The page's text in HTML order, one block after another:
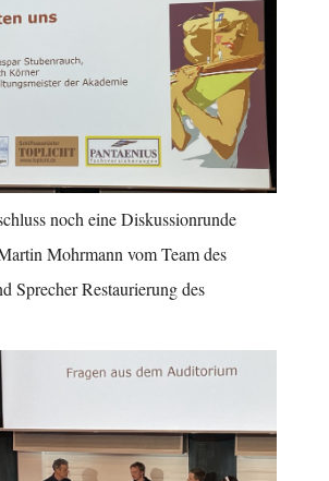
noch eine Diskussionrunde
Mohrmann vom Team des
Sprecher Restaurierung des